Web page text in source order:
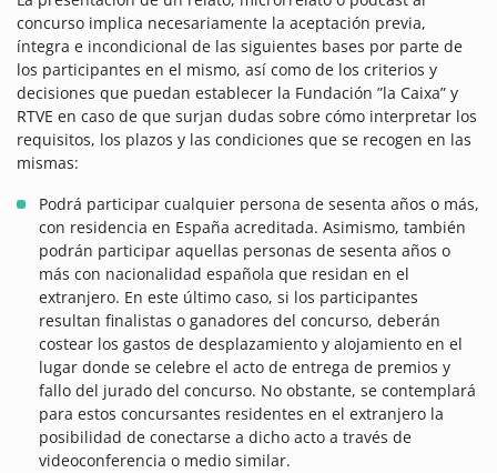
concurso implica necesariamente la aceptación previa,
íntegra e incondicional de las siguientes bases por parte de
los participantes en el mismo, así como de los criterios y
decisiones que puedan establecer la Fundación ”la Caixa” y
RTVE en caso de que surjan dudas sobre cómo interpretar los
requisitos, los plazos y las condiciones que se recogen en las
mismas:
Podrá participar cualquier persona de sesenta años o más,
con residencia en España acreditada. Asimismo, también
podrán participar aquellas personas de sesenta años o
más con nacionalidad española que residan en el
extranjero. En este último caso, si los participantes
resultan finalistas o ganadores del concurso, deberán
costear los gastos de desplazamiento y alojamiento en el
lugar donde se celebre el acto de entrega de premios y
fallo del jurado del concurso. No obstante, se contemplará
para estos concursantes residentes en el extranjero la
posibilidad de conectarse a dicho acto a través de
videoconferencia o medio similar.